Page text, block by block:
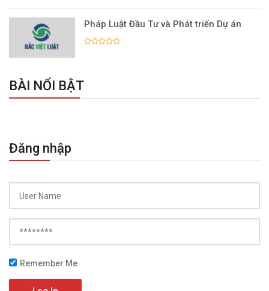
Pháp Luật Đầu Tư và Phát triển Dự án
BÀI NỔI BẬT
Đăng nhập
Remember Me